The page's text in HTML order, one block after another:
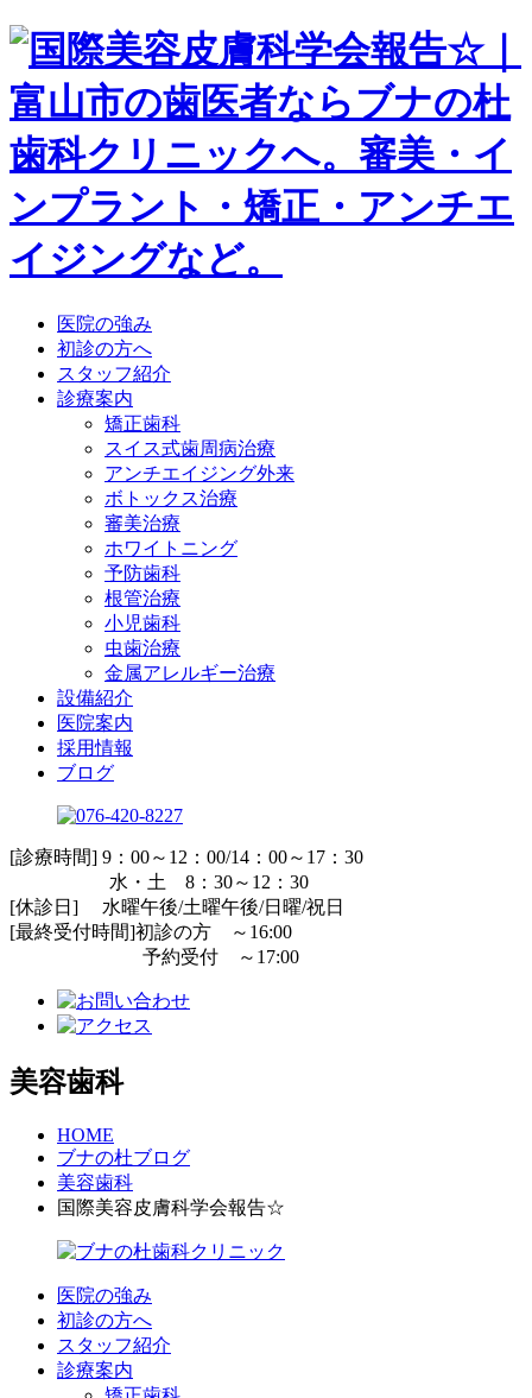
医院の強み
初診の方へ
スタッフ紹介
診療案内
矯正歯科
スイス式歯周病治療
アンチエイジング外来
ボトックス治療
審美治療
ホワイトニング
予防歯科
根管治療
小児歯科
虫歯治療
金属アレルギー治療
設備紹介
医院案内
採用情報
ブログ
[診療時間] 9：00～12：00/14：00～17：30
水・土 8：30～12：30
[休診日] 水曜午後/土曜午後/日曜/祝日
[最終受付時間]初診の方 ～16:00
予約受付 ～17:00
美容歯科
HOME
ブナの杜ブログ
美容歯科
国際美容皮膚科学会報告☆
医院の強み
初診の方へ
スタッフ紹介
診療案内